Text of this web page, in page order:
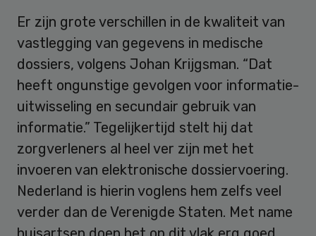
Er zijn grote verschillen in de kwaliteit van
vastlegging van gegevens in medische
dossiers, volgens Johan Krijgsman. “Dat
heeft ongunstige gevolgen voor informatie-
uitwisseling en secundair gebruik van
informatie.” Tegelijkertijd stelt hij dat
zorgverleners al heel ver zijn met het
invoeren van elektronische dossiervoering.
Nederland is hierin voglens hem zelfs veel
verder dan de Verenigde Staten. Met name